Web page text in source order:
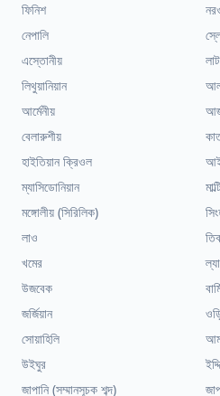
ফিনিশ
নেপালি
এস্তোনীয়
লিথুয়ানিয়ান
আর্মেনীয়
বেলারুশীয়
হাইতিয়ান ক্রিওল
ম্যাসিডোনিয়ান
মঙ্গোলীয় (সিরিলিক)
লাও
খমের
উজবেক
জর্জিয়ান
সোয়াহিলি
উইঘুর
জাপানি (সম্মানসূচক শব্দ)